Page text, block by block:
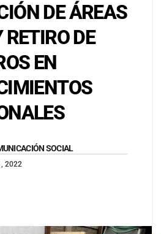
DE ÁREAS
RETIRO DE
EN
SOCIAL
2022